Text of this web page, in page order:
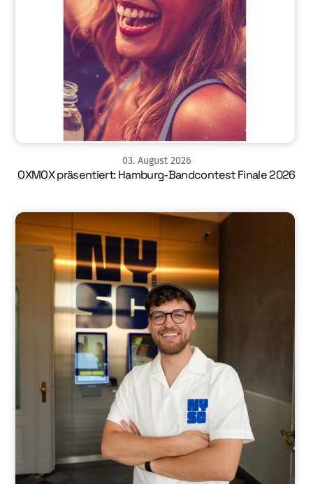
03. August 2026
OXMOX präsentiert: Hamburg-Bandcontest Finale 2026